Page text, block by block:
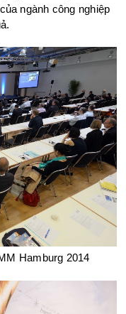
ngành công nghiệp
Hamburg 2014